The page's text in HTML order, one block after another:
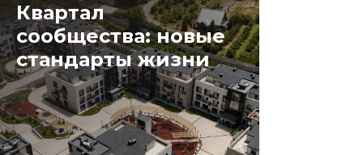
Квартал
сообщества: новые
стандарты жизни